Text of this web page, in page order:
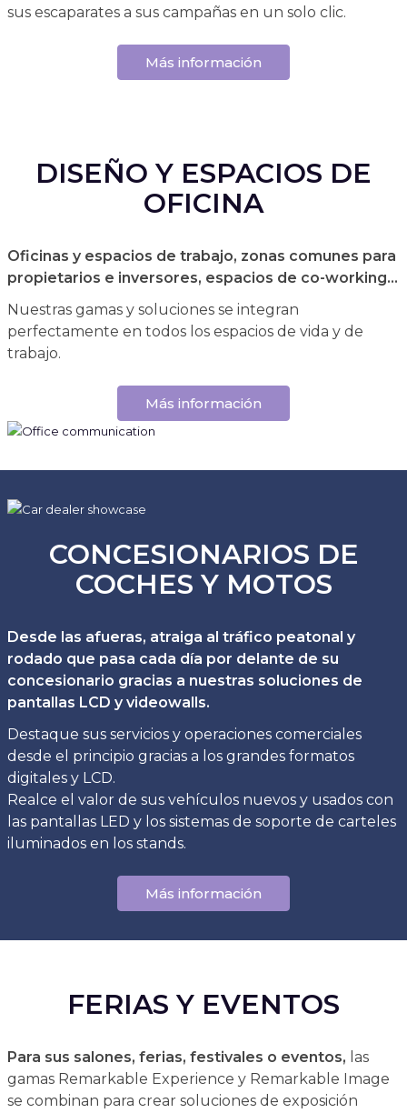
sus escaparates a sus campañas en un solo clic.
Más información
DISEÑO Y ESPACIOS DE
OFICINA
Oficinas y espacios de trabajo, zonas comunes para
propietarios e inversores, espacios de co-working...
Nuestras gamas y soluciones se integran
perfectamente en todos los espacios de vida y de
trabajo.
Más información
CONCESIONARIOS DE
COCHES Y MOTOS
Desde las afueras, atraiga al tráfico peatonal y
rodado que pasa cada día por delante de su
concesionario gracias a nuestras soluciones de
pantallas LCD y videowalls.
Destaque sus servicios y operaciones comerciales
desde el principio gracias a los grandes formatos
digitales y LCD.
Realce el valor de sus vehículos nuevos y usados con
las pantallas LED y los sistemas de soporte de carteles
iluminados en los stands.
Más información
FERIAS Y EVENTOS
Para sus salones, ferias, festivales o eventos, las
gamas Remarkable Experience y Remarkable Image
se combinan para crear soluciones de exposición